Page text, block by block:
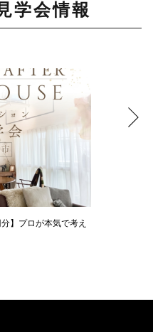
学会情報
】プロが本気で考え